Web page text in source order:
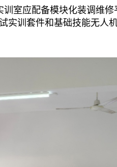
室应配备模块化装调维
实训套件和基础技能无人